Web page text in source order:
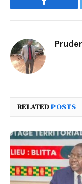
Facebook
RELATEDPOSTS